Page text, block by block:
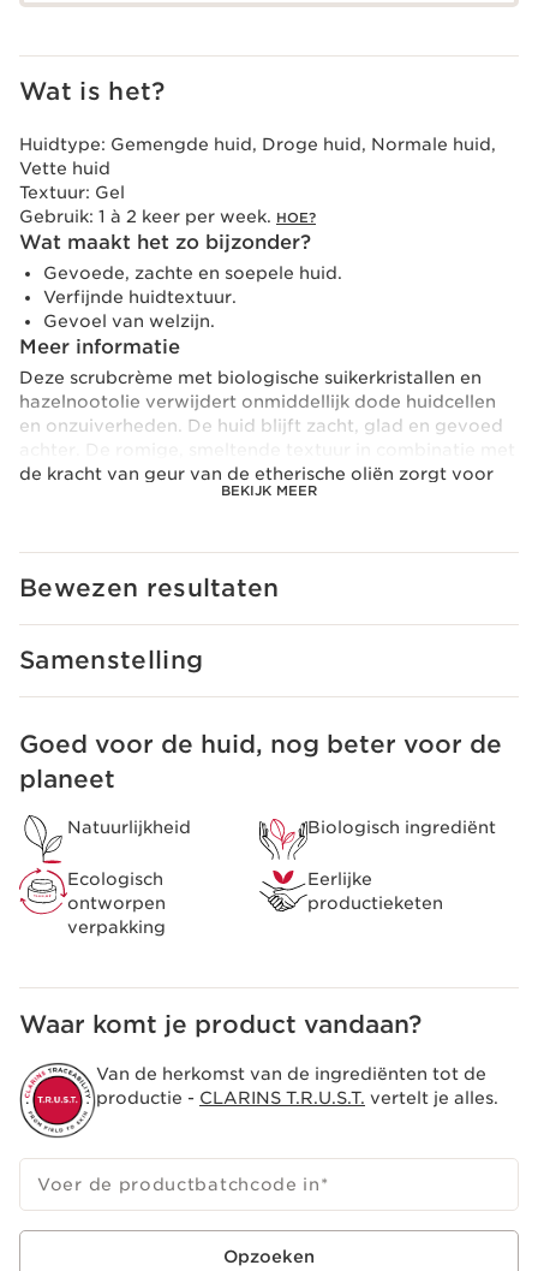
Wat is het?
BEKIJK MEER
Huidtype: Gemengde huid, Droge huid, Normale huid,
Vette huid
Textuur: Gel
Gebruik: 1 à 2 keer per week. HOE?
Wat maakt het zo bijzonder?
Gevoede, zachte en soepele huid.
Verfijnde huidtextuur.
Gevoel van welzijn.
Meer informatie
Deze scrubcrème met biologische suikerkristallen en
hazelnootolie verwijdert onmiddellijk dode huidcellen
en onzuiverheden. De huid blijft zacht, glad en gevoed
achter. De romige, smeltende textuur in combinatie met
de kracht van geur van de etherische oliën zorgt voor
een verkwikkend effect en een onmiddellijk gevoel van
Spoel af met water.
Clarins +
De intensieve formules van Clarins AROMA
huidverzorging, die door het Instituut zijn ontwikkeld,
staan al sinds 1954 bekend om hun doeltreffende
Bewezen resultaten
Samenstelling
DOORGAAN NAAR INHOUD
Goed voor de huid, nog beter voor de
planeet
Natuurlijkheid Biologisch ingrediënt
Ecologisch
ontworpen
verpakking
Eerlijke
productieketen
Waar komt je product vandaan?
Van de herkomst van de ingrediënten tot de
productie - CLARINS T.R.U.S.T. vertelt je alles.
Voer de productbatchcode in*
Opzoeken